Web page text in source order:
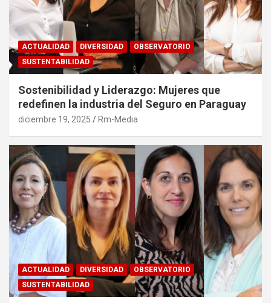
ACTUALIDAD DIVERSIDAD
OBSERVATORIO
SUSTENTABILIDAD
Sostenibilidad y Liderazgo: Mujeres que
redefinen la industria del Seguro en Paraguay
diciembre 19, 2025 Rm-Media
ACTUALIDAD DIVERSIDAD
OBSERVATORIO
SUSTENTABILIDAD